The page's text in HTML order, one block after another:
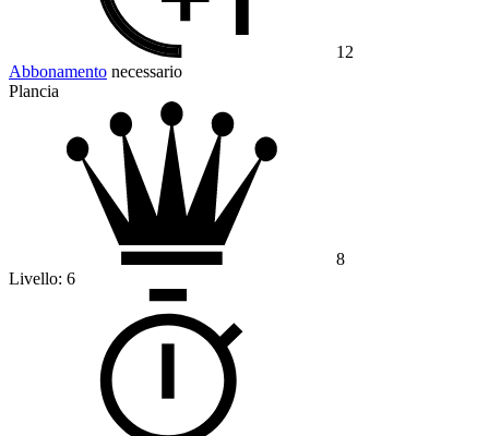
12
Abbonamento necessario
Plancia
8
Livello: 6